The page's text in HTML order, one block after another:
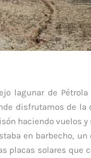
lagunar de Pétrola
disfrutamos de la
haciendo vuelos y
en barbecho,
placas solares que